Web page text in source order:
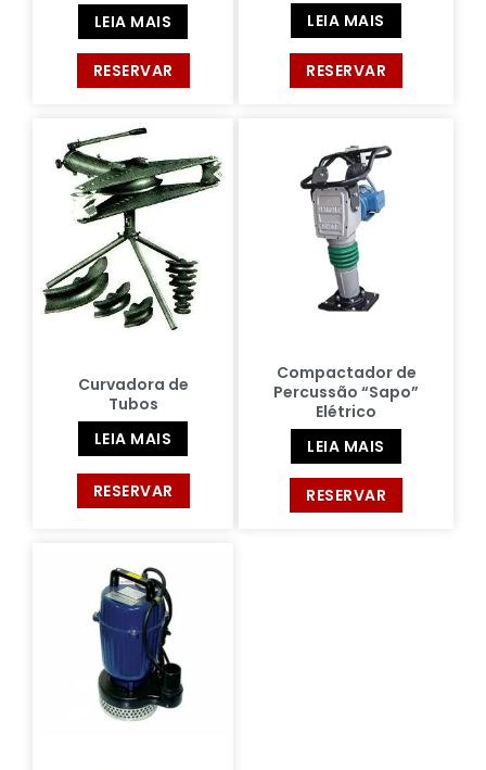
LEIA MAIS
RESERVAR
LEIA MAIS
RESERVAR
Curvadora de
Tubos
LEIA MAIS
RESERVAR
Compactador de
Percussão “Sapo”
Elétrico
LEIA MAIS
RESERVAR